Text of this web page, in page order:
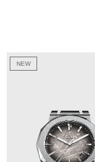
NEW